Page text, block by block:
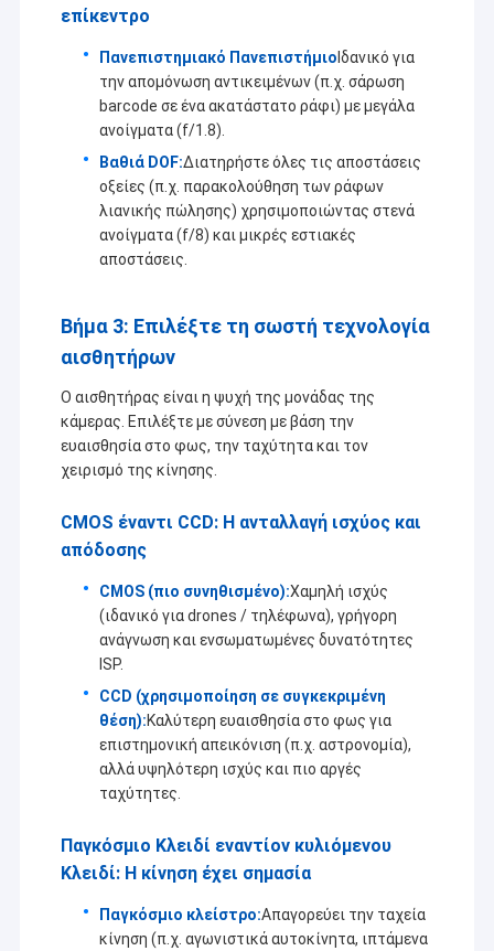
επίκεντρο
Πανεπιστημιακό ΠανεπιστήμιοΙδανικό για
την απομόνωση αντικειμένων (π.χ. σάρωση
barcode σε ένα ακατάστατο ράφι) με μεγάλα
ανοίγματα (f/1.8).
Βαθιά DOF:Διατηρήστε όλες τις αποστάσεις
οξείες (π.χ. παρακολούθηση των ράφων
λιανικής πώλησης) χρησιμοποιώντας στενά
ανοίγματα (f/8) και μικρές εστιακές
αποστάσεις.
Βήμα 3: Επιλέξτε τη σωστή τεχνολογία
αισθητήρων
Ο αισθητήρας είναι η ψυχή της μονάδας της
κάμερας. Επιλέξτε με σύνεση με βάση την
ευαισθησία στο φως, την ταχύτητα και τον
χειρισμό της κίνησης.
CMOS έναντι CCD: Η ανταλλαγή ισχύος και
απόδοσης
CMOS (πιο συνηθισμένο):Χαμηλή ισχύς
(ιδανικό για drones / τηλέφωνα), γρήγορη
ανάγνωση και ενσωματωμένες δυνατότητες
ISP.
CCD (χρησιμοποίηση σε συγκεκριμένη
θέση):Καλύτερη ευαισθησία στο φως για
επιστημονική απεικόνιση (π.χ. αστρονομία),
αλλά υψηλότερη ισχύς και πιο αργές
ταχύτητες.
Παγκόσμιο Κλειδί εναντίον κυλιόμενου
Κλειδί: Η κίνηση έχει σημασία
Παγκόσμιο κλείστρο:Απαγορεύει την ταχεία
κίνηση (π.χ. αγωνιστικά αυτοκίνητα, ιπτάμενα